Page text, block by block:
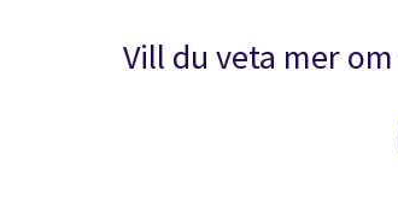
Vill du veta mer